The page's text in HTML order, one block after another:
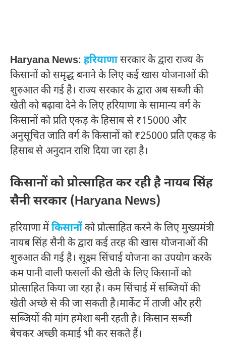
Haryana News: हरियाणासरकार के द्वारा राज्य के
किसानों को समृद्ध बनाने के लिए कई खास योजनाओं की
शुरुआत की गई है। राज्य सरकार के द्वारा अब सब्जी की
खेती को बढ़ावा देने के लिए हरियाणा के सामान्य वर्ग के
किसानों को प्रति एकड़ के हिसाब से ₹15000 और
अनुसूचित जाति वर्ग के किसानों को ₹25000 प्रति एकड़ के
हिसाब से अनुदान राशि दिया जा रहा है।
किसानों को प्रोत्साहित कर रही है नायब सिंह
सैनी सरकार (Haryana News)
हरियाणा मेंकिसानोंको प्रोत्साहित करने के लिए मुख्यमंत्री
नायब सिंह सैनी के द्वारा कई तरह की खास योजनाओं की
शुरुआत की गई है। सूक्ष्म सिंचाई योजना का उपयोग करके
कम पानी वाली फसलों की खेती के लिए किसानों को
प्रोत्साहित किया जा रहा है। कम सिंचाई में सब्जियों की
खेती अच्छे से की जा सकती है।मार्केट में ताजी और हरी
सब्जियों की मांग हमेशा बनी रहती है। किसान सब्जी
बेचकर अच्छी कमाई भी कर सकते हैं।